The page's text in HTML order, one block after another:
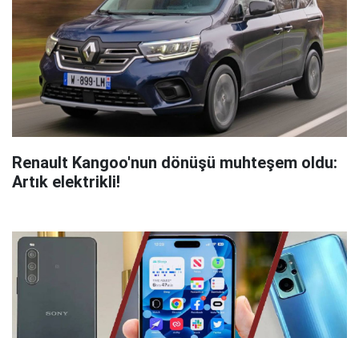
Renault Kangoo'nun dönüşü muhteşem oldu:
Artık elektrikli!